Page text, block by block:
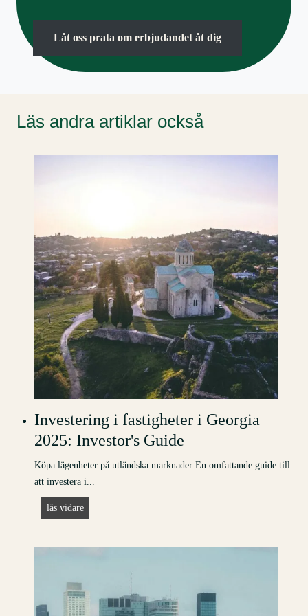
Låt oss prata om erbjudandet åt dig
Läs andra artiklar också
Investering i fastigheter i Georgia
2025: Investor's Guide
Köpa lägenheter på utländska marknader En omfattande guide till
att investera i...
läs vidareI
t
e